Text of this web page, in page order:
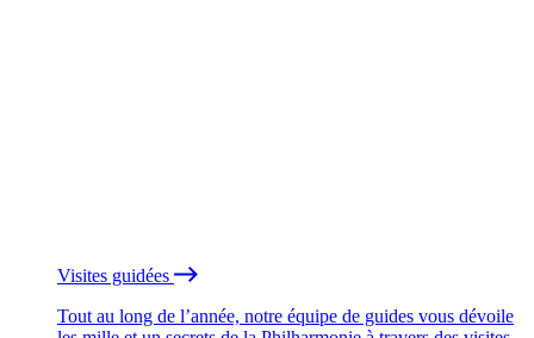
Visites guidées
Tout au long de l’année, notre équipe de guides vous dévoile